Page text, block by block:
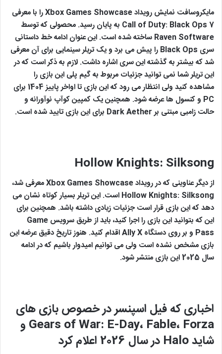
مایکروسافت نمایش رویداد Xbox Games Showcase را با معرفی
Call of Duty: Black Ops 7 به پایان رسید. محصولی که توسط
Raven Software ساخته شده است. این عنوان ادامه خط داستانی
سری Black Ops را پیش می برد و یک تریلر سینمایی برای آن معرفی
شد که بیشتر به گذشته این سری اشاره داشت. لازم به ذکر است که در
این تریلر شما نمی توانید جزئیات مربوط به گیم پلی این بازی را
مشاهده کنید ولی انتظار می رود که این بازی تا اواخر پاییز 1404 برای
PC و کنسول ها عرضه شود. همچنین یک کمپین کوآپ نوآورانه و
حالت زامبی مبتنی بر Dark Aether برای این بازی تایید شده است.
Hollow Knights: Silksong
از دیگر عناوینی که در رویداد Xbox Games Showcase معرفی شد،
Hollow Knights: Silksong است. این تریلر بسیار کوتاه نشان می
دهد که این بازی قرار است جزئیات زیادی داشته باشد. همچنین برای
این که بتوانید این بازی را اجرا کنید، باید از طریق سرویس Game
Pass و بر روی دستگاه Ally X اقدام کنید. هنوز تاریخ دقیق عرضه این
بازی مشخص نشده است ولی می توانیم امیدوار باشیم که در ادامه
سال 2025 این بازی منتشر شود.
اخباری که فیل اسپنسر در خصوص بازی های
Gears of War: E-Day، Fable، Forza
و
شایدHalo در سال 2026 اعلام کرد